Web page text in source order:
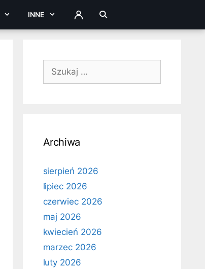
INNE ZALOGUJ
Szukaj:
Archiwa
sierpień 2026
lipiec 2026
czerwiec 2026
maj 2026
kwiecień 2026
marzec 2026
luty 2026